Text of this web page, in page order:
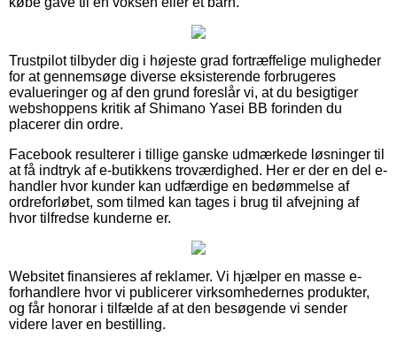
Trustpilot tilbyder dig i højeste grad fortræffelige muligheder
for at gennemsøge diverse eksisterende forbrugeres
evalueringer og af den grund foreslår vi, at du besigtiger
webshoppens kritik af Shimano Yasei BB forinden du
placerer din ordre.
Facebook resulterer i tillige ganske udmærkede løsninger til
at få indtryk af e-butikkens troværdighed. Her er der en del e-
handler hvor kunder kan udfærdige en bedømmelse af
ordreforløbet, som tilmed kan tages i brug til afvejning af
hvor tilfredse kunderne er.
Websitet finansieres af reklamer. Vi hjælper en masse e-
forhandlere hvor vi publicerer virksomhedernes produkter,
og får honorar i tilfælde af at den besøgende vi sender
videre laver en bestilling.